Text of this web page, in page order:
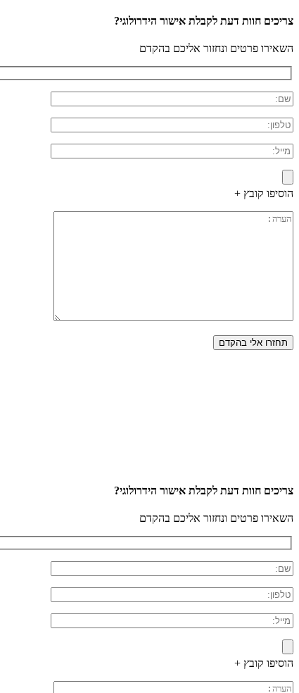
צריכים חוות דעת לקבלת אישור הידרולוגי?
השאירו פרטים ונחזור אליכם בהקדם
הוסיפו קובץ +
צריכים חוות דעת לקבלת אישור הידרולוגי?
השאירו פרטים ונחזור אליכם בהקדם
הוסיפו קובץ +